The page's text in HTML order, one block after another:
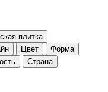
плитка
Цвет
Форма
Страна